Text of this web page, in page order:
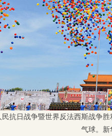
民抗日战争暨世界反法西斯战争
气球。新